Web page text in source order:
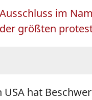
im
größten
hat